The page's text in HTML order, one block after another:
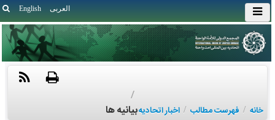
English العربی
خانه / فهرست مطالب / اخبار اتحادیه
/
بیانیه ها